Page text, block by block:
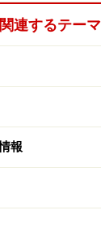
関連するテーマ
報